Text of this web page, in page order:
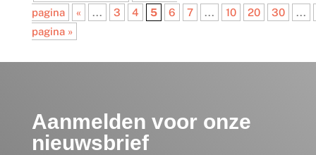
pagina
« ... 3 4 5 6 7 ... 10 20 30
...
pagina »
Aanmelden voor onze
nieuwsbrief